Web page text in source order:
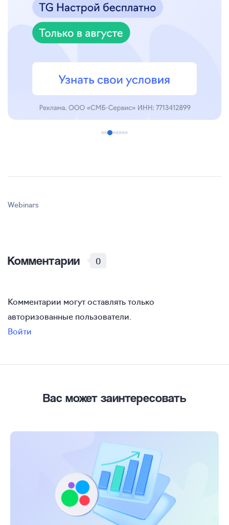
Webinars
Комментарии 0
Комментарии могут оставлять только
авторизованные пользователи.
Войти
Вас может заинтересовать